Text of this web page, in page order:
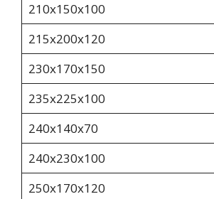
210х150х100
215х200х120
230х170х150
235х225х100
240х140х70
240х230х100
250х170х120